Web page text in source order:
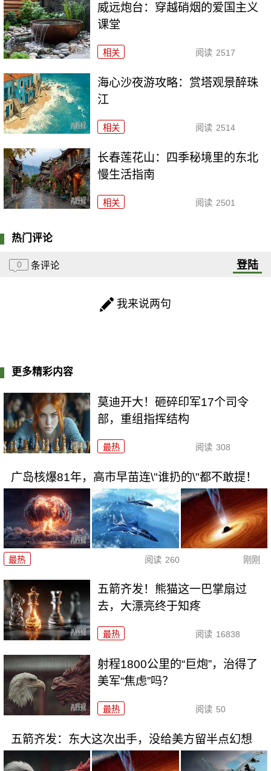
威远炮台：穿越硝烟的爱国主义
课堂
相关 阅读 2517
海心沙夜游攻略：赏塔观景醉珠
江
相关 阅读 2514
长春莲花山：四季秘境里的东北
慢生活指南
相关 阅读 2501
热门评论
0 条评论 登陆
我来说两句
更多精彩内容
莫迪开大！砸碎印军17个司令
部，重组指挥结构
最热 阅读 308
广岛核爆81年，高市早苗连\"谁扔的\"都不敢提！
最热 阅读 260 刚刚
五箭齐发！熊猫这一巴掌扇过
去，大漂亮终于知疼
最热 阅读 16838
射程1800公里的“巨炮”，治得了
美军“焦虑”吗？
最热 阅读 50
五箭齐发：东大这次出手，没给美方留半点幻想